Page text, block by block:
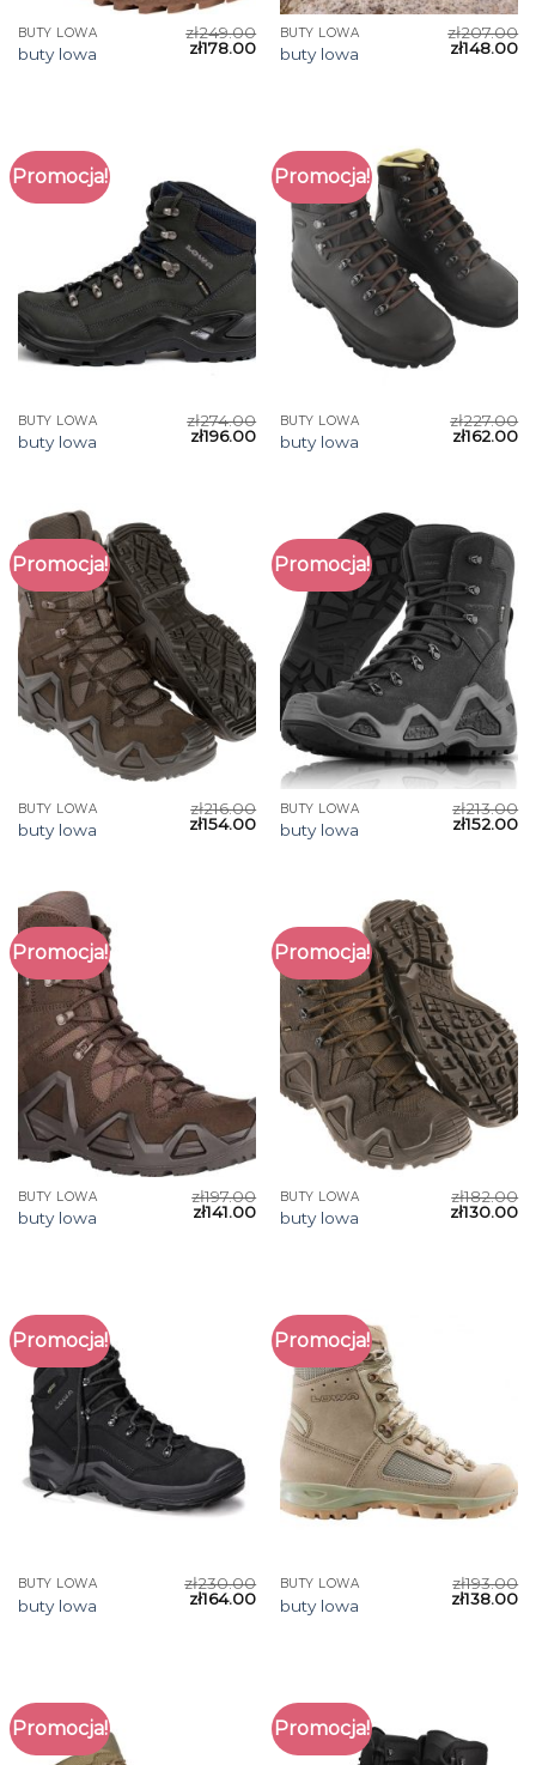
BUTY LOWA
buty lowa
zł249.00
zł178.00
BUTY LOWA
buty lowa
zł207.00
zł148.00
Promocja!
BUTY LOWA
buty lowa
zł274.00
zł196.00
Promocja!
BUTY LOWA
buty lowa
zł227.00
zł162.00
Promocja!
BUTY LOWA
buty lowa
zł216.00
zł154.00
Promocja!
BUTY LOWA
buty lowa
zł213.00
zł152.00
Promocja!
BUTY LOWA
buty lowa
zł197.00
zł141.00
Promocja!
BUTY LOWA
buty lowa
zł182.00
zł130.00
Promocja!
BUTY LOWA
buty lowa
zł230.00
zł164.00
Promocja!
BUTY LOWA
buty lowa
zł193.00
zł138.00
Promocja! Promocja!